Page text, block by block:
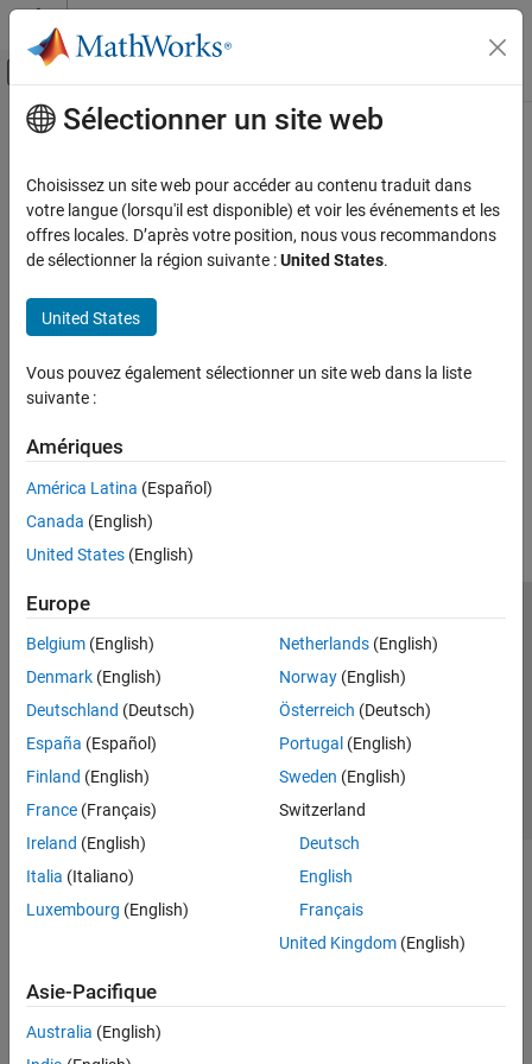
Passer au contenu
Activer/désactiver l'affichage du menu
Accueil de la documentation
Contenu principal
How useful was this information?
Sélectionner un site web
Choisissez un site web pour accéder au contenu traduit dans
votre langue (lorsqu'il est disponible) et voir les événements et les
offres locales. D’après votre position, nous vous recommandons
de sélectionner la région suivante :United States.
United States
Vous pouvez également sélectionner un site web dans la liste
suivante :
Amériques
América Latina (Español)
Canada (English)
United States (English)
Europe
Belgium (English)
Denmark (English)
Deutschland (Deutsch)
España (Español)
Finland (English)
France (Français)
Ireland (English)
Italia (Italiano)
Luxembourg (English)
Netherlands(English)
Norway(English)
Österreich (Deutsch)
Portugal (English)
Sweden (English)
Switzerland
Deutsch
English
Français
United Kingdom(English)
Asie-Pacifique
Australia (English)
Lutte anti-piratage
Contacts locaux
© 1994-2026 The MathWorks, Inc.